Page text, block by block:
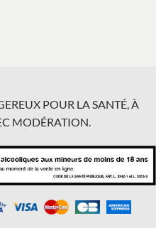
POUR LA SANTÉ, À
MODÉRATION.